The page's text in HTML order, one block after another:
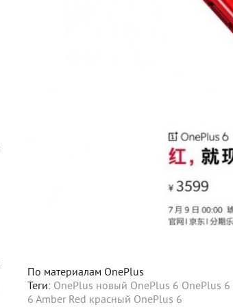
По материалам OnePlus
Теги: OnePlus новый OnePlus 6 OnePlus 6
6 Amber Red красный OnePlus 6